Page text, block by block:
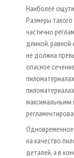
Наиболее
Размеры
частично
длиной, равной
не должна
опасное
максимальными
Одновременное
на качество
деталей, а в